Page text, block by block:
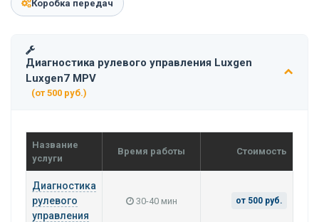
Коробка передач
Диагностика рулевого управления Luxgen
Luxgen7 MPV
(от 500 руб.)
Название
услуги
Время работы Стоимость
Диагностика
рулевого
управления
30-40 мин от 500 руб.